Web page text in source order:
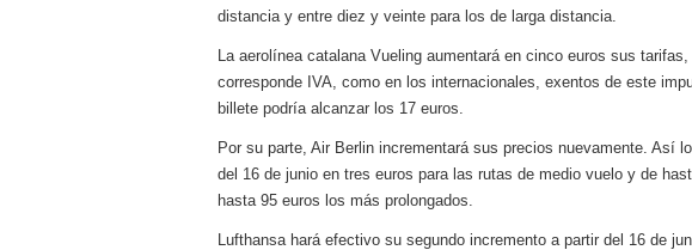
distancia y entre diez y veinte para los de larga distancia.
La aerolínea catalana Vueling aumentará en cinco euros sus
corresponde IVA, como en los internacionales, exentos de este
billete podría alcanzar los 17 euros.
Por su parte, Air Berlin incrementará sus precios nuevamente. Así
del 16 de junio en tres euros para las rutas de medio vuelo y de
hasta 95 euros los más prolongados.
Lufthansa hará efectivo su segundo incremento a partir del 16 de